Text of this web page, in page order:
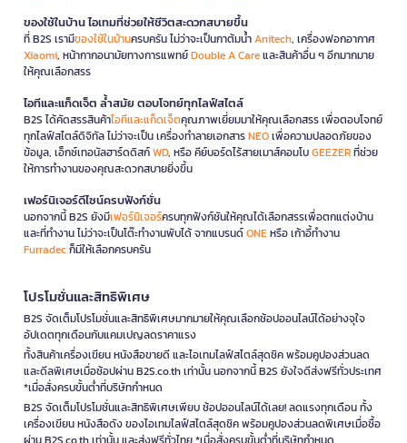
ของใช้ในบ้าน ไอเทมที่ช่วยให้ชีวิตสะดวกสบายขึ้น
ที่ B2S เรามีของใช้ในบ้านครบครัน ไม่ว่าจะเป็นกาต้มน้ำAnitech, เครื่องฟอกอากาศ
Xiaomi, หน้ากากอนามัยทางการแพทย์Double A Careและสินค้าอื่น ๆ อีกมากมาย
ให้คุณเลือกสรร
ไอทีและแก็ดเจ็ต ล้ำสมัย ตอบโจทย์ทุกไลฟ์สไตล์
B2S ได้คัดสรรสินค้าไอทีและแก็ดเจ็ตคุณภาพเยี่ยมมาให้คุณเลือกสรร เพื่อตอบโจทย์
ทุกไลฟ์สไตล์ดิจิทัล ไม่ว่าจะเป็น เครื่องทำลายเอกสารNEOเพื่อความปลอดภัยของ
ข้อมูล, เอ็กซ์เทอนัลฮาร์ดดิสก์WD, หรือ คีย์บอร์ดไร้สายเมาส์คอมโบGEEZERที่ช่วย
ให้การทำงานของคุณสะดวกสบายยิ่งขึ้น
เฟอร์นิเจอร์ดีไซน์ครบฟังก์ชั่น
นอกจากนี้ B2S ยังมีเฟอร์นิเจอร์ครบทุกฟังก์ชันให้คุณได้เลือกสรรเพื่อตกแต่งบ้าน
และที่ทำงาน ไม่ว่าจะเป็นโต๊ะทำงานพับได้ จากแบรนด์ONEหรือ เก้าอี้ทำงาน
Furradecก็มีให้เลือกครบครัน
โปรโมชั่นและสิทธิพิเศษ
B2S จัดเต็มโปรโมชั่นและสิทธิพิเศษมากมายให้คุณเลือกช้อปออนไลน์ได้อย่างจุใจ
อัปเดตทุกเดือนกับแคมเปญลดราคาแรง
ทั้งสินค้าเครื่องเขียน หนังสือขายดี และไอเทมไลฟ์สไตล์สุดชิค พร้อมคูปองส่วนลด
และดีลพิเศษเมื่อช้อปผ่าน B2S.co.th เท่านั้น นอกจากนี้ B2S ยังใจดีส่งฟรีทั่วประเทศ
*เมื่อสั่งครบขั้นต่ำที่บริษัทกำหนด
B2S จัดเต็มโปรโมชั่นและสิทธิพิเศษเพียบ ช้อปออนไลน์ได้เลย! ลดแรงทุกเดือน ทั้ง
เครื่องเขียน หนังสือดัง ของไอเทมไลฟ์สไตล์สุดชิค พร้อมคูปองส่วนลดพิเศษเมื่อซื้อ